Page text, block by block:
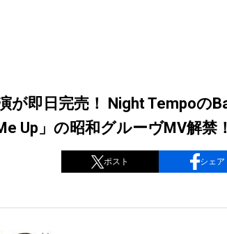
が即日完売！ Night Tempoの
Up」の昭和グルーヴMV解禁！
ポスト シェア